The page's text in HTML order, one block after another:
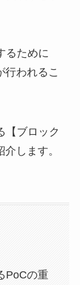
るために
行われるこ
【ブロック
します。
PoCの重